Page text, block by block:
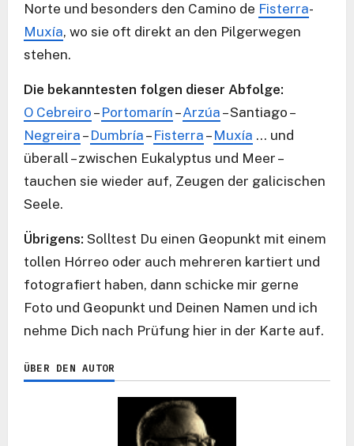
Norte und besonders den Camino de Fisterra-
Muxía, wo sie oft direkt an den Pilgerwegen
stehen.
Die bekanntesten folgen dieser Abfolge:
O Cebreiro – Portomarín –Arzúa – Santiago –
Negreira – Dumbría – Fisterra – Muxía … und
überall – zwischen Eukalyptus und Meer –
tauchen sie wieder auf, Zeugen der galicischen
Seele.
Übrigens: Solltest Du einen Geopunkt mit einem
tollen Hórreo oder auch mehreren kartiert und
fotografiert haben, dann schicke mir gerne
Foto und Geopunkt und Deinen Namen und ich
nehme Dich nach Prüfung hier in der Karte auf.
ÜBER DEN AUTOR